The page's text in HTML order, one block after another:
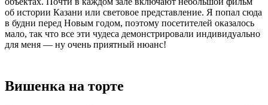
об истории Казани или световое представление. Я попал сюда
в будни перед Новым годом, поэтому посетителей оказалось
мало, так что все эти чудеса демонстрировали индивидуально
для меня — ну очень приятный нюанс!
Вишенка на торте